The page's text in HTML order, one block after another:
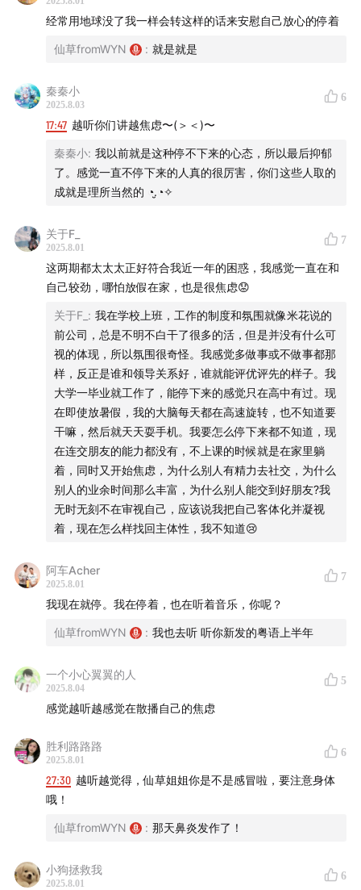
经常用地球没了我一样会转这样的话来安慰自己放心的停着
仙草fromWYN : 就是就是
秦秦小
2025.8.03
6
17:47 越听你们讲越焦虑〜(＞＜)〜
秦秦小: 我以前就是这种停不下来的心态，所以最后抑郁
了。感觉一直不停下来的人真的很厉害，你们这些人取的
成就是理所当然的 ◔.̮◔✧
关于F_
2025.8.01
7
这两期都太太太正好符合我近一年的困惑，我感觉一直在和
自己较劲，哪怕放假在家，也是很焦虑😟
关于F_ : 我在学校上班，工作的制度和氛围就像米花说的
前公司，总是不明不白干了很多的活，但是并没有什么可
视的体现，所以氛围很奇怪。我感觉多做事或不做事都那
样，反正是谁和领导关系好，谁就能评优评先的样子。我
大学一毕业就工作了，能停下来的感觉只在高中有过。现
在即使放暑假，我的大脑每天都在高速旋转，也不知道要
干嘛，然后就天天耍手机。我要怎么停下来都不知道，现
在连交朋友的能力都没有，不上课的时候就是在家里躺
着，同时又开始焦虑，为什么别人有精力去社交，为什么
别人的业余时间那么丰富，为什么别人能交到好朋友?我
无时无刻不在审视自己，应该说我把自己客体化并凝视
着，现在怎么样找回主体性，我不知道😢
阿车Acher
2025.8.01
7
我现在就停。我在停着，也在听着音乐，你呢？
仙草fromWYN : 我也去听 听你新发的粤语上半年
一个小心翼翼的人
2025.8.04
5
感觉越听越感觉在散播自己的焦虑
胜利路路路
2025.8.01
6
27:30 越听越觉得，仙草姐姐你是不是感冒啦，要注意身体
哦！
仙草fromWYN : 那天鼻炎发作了！
小狗拯救我
2025.8.01
6